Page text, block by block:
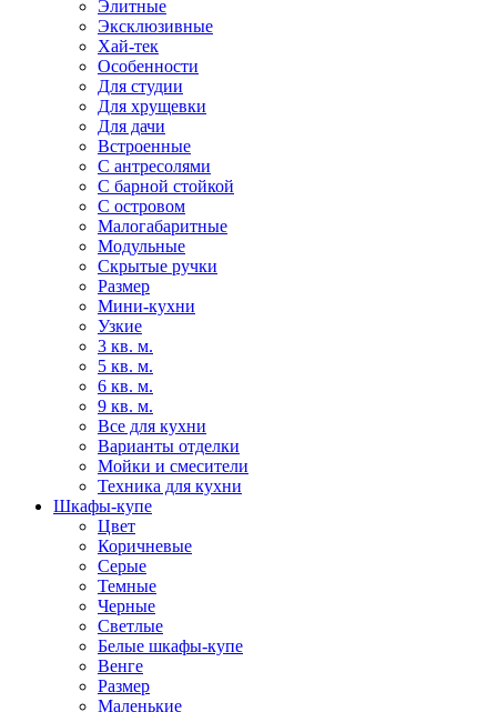
Элитные
Эксклюзивные
Хай-тек
Особенности
Для студии
Для хрущевки
Для дачи
Встроенные
С антресолями
С барной стойкой
С островом
Малогабаритные
Модульные
Скрытые ручки
Размер
Мини-кухни
Узкие
3 кв. м.
5 кв. м.
6 кв. м.
9 кв. м.
Все для кухни
Варианты отделки
Мойки и смесители
Техника для кухни
Шкафы-купе
Цвет
Коричневые
Серые
Темные
Черные
Светлые
Белые шкафы-купе
Венге
Размер
Маленькие